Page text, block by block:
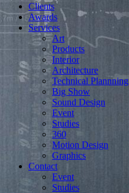
Clients
Awards
Services
Art
Products
Interior
Architecture
Technical Plannning
Big Show
Sound Design
Event
Studies
360
Motion Design
Graphics
Contact
Event
Studies